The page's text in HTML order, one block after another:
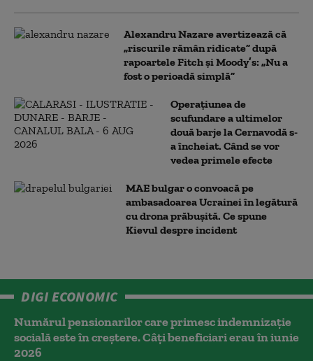
Alexandru Nazare avertizează că
„riscurile rămân ridicate” după
rapoartele Fitch și Moody’s: „Nu a
fost o perioadă simplă”
Operațiunea de
scufundare a ultimelor
două barje la Cernavodă s-
a încheiat. Când se vor
vedea primele efecte
MAE bulgar o convoacă pe
ambasadoarea Ucrainei în legătură
cu drona prăbuşită. Ce spune
Kievul despre incident
DIGI ECONOMIC
Numărul pensionarilor care primesc indemnizaţie
socială este în creștere. Câți beneficiari erau în iunie
2026